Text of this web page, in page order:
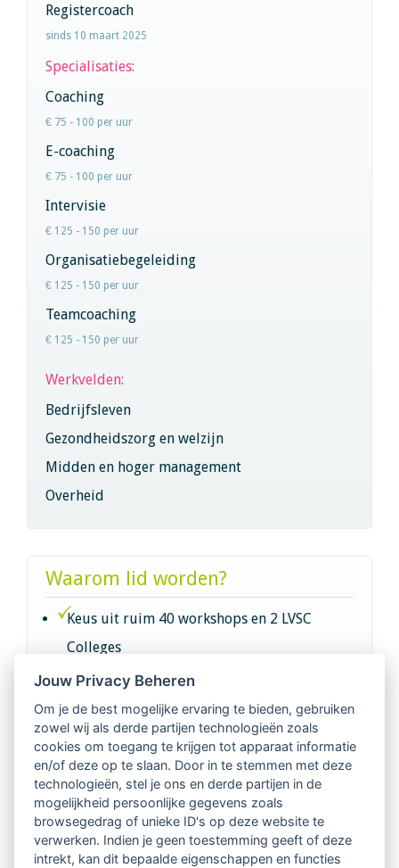
Registercoach
sinds 10 maart 2025
Specialisaties:
Coaching
€ 75 - 100 per uur
E-coaching
€ 75 - 100 per uur
Intervisie
€ 125 - 150 per uur
Organisatiebegeleiding
€ 125 - 150 per uur
Teamcoaching
€ 125 - 150 per uur
Werkvelden:
Bedrijfsleven
Gezondheidszorg en welzijn
Midden en hoger management
Overheid
Waarom lid worden?
Keus uit ruim 40 workshops en 2 LVSC
Colleges
Intervisie met geregistreerde vakgenoten
Netwerk van 2100 professionals in 14
regio's
Vindbaar voor opdrachtgevers
Tijdschrift voor
Jouw Privacy Beheren
Om je de best mogelijke ervaring te bieden, gebruiken
zowel wij als derde partijen technologieën zoals
cookies om toegang te krijgen tot apparaat informatie
en/of deze op te slaan. Door in te stemmen met deze
technologieën, stel je ons en derde partijen in de
mogelijkheid persoonlijke gegevens zoals
browsegedrag of unieke ID's op deze website te
verwerken. Indien je geen toestemming geeft of deze
intrekt, kan dit bepaalde eigenschappen en functies